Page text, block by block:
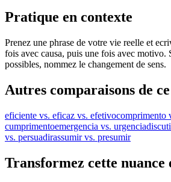
Pratique en contexte
Prenez une phrase de votre vie reelle et
fois avec causa, puis une fois avec motivo.
possibles, nommez le changement de sens.
Autres comparaisons de
eficiente vs. eficaz vs. efetivocomprimento
cumprimentoemergencia vs. urgencia
vs. persuadirassumir vs. presumir
Transformez cette nuance